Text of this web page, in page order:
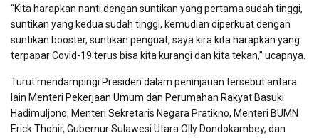
“Kita harapkan nanti dengan suntikan yang pertama sudah tinggi,
suntikan yang kedua sudah tinggi, kemudian diperkuat dengan
suntikan booster, suntikan penguat, saya kira kita harapkan yang
terpapar Covid-19 terus bisa kita kurangi dan kita tekan,” ucapnya.
Turut mendampingi Presiden dalam peninjauan tersebut antara
lain Menteri Pekerjaan Umum dan Perumahan Rakyat Basuki
Hadimuljono, Menteri Sekretaris Negara Pratikno, Menteri BUMN
Erick Thohir, Gubernur Sulawesi Utara Olly Dondokambey, dan